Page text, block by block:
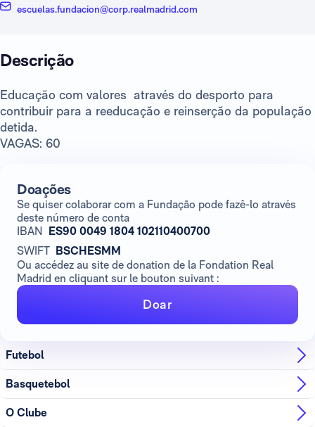
escuelas.fundacion@corp.realmadrid.com
Descrição
Educação com valores através do desporto para
contribuir para a reeducação e reinserção da população
detida.
VAGAS: 60
Doações
Se quiser colaborar com a Fundação pode fazê-lo através
deste número de conta
IBAN ES90 0049 1804 102110400700
SWIFT BSCHESMM
Ou accédez au site de donation de la Fondation Real
Madrid en cliquant sur le bouton suivant :
Doar
Futebol
Basquetebol
O Clube